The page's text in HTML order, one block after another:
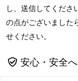
し、送信してくださ
の点がございました
せください。
安心・安全